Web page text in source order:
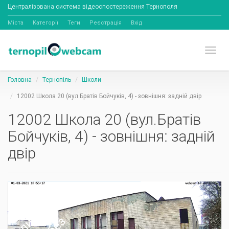
Централізована система відеоспостереження Тернополя
Міста Категорії Теги Реєстрація Вхід
Головна Тернопіль Школи
12002 Школа 20 (вул.Братів Бойчуків, 4) - зовнішня: задній двір
12002 Школа 20 (вул.Братів
Бойчуків, 4) - зовнішня: задній
двір